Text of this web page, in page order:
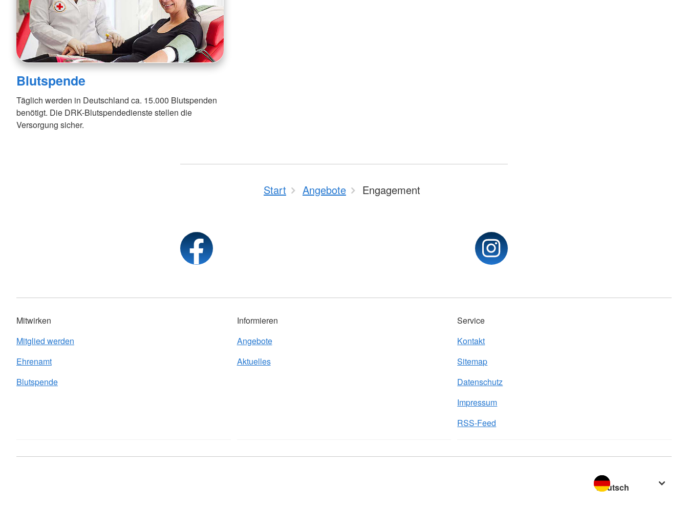
Blutspende
Täglich werden in Deutschland ca. 15.000 Blutspenden
benötigt. Die DRK-Blutspendedienste stellen die
Versorgung sicher.
Start Angebote Engagement
Mitwirken
Mitglied werden
Ehrenamt
Blutspende
Informieren
Angebote
Aktuelles
Service
Kontakt
Sitemap
Datenschutz
Impressum
RSS-Feed
Sprache wechseln zu